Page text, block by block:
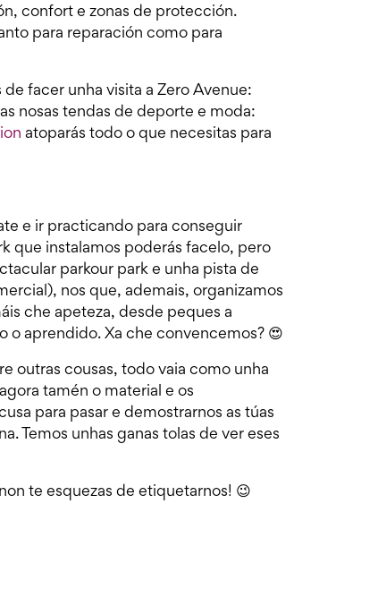
confort e zonas de protección.
para reparación como para
facer unha visita a Zero Avenue:
nosas tendas de deporte e moda:
atoparás todo o que necesitas para
e ir practicando para conseguir
que instalamos poderás facelo, pero
parkour park e unha pista de
nos que, ademais, organizamos
che apeteza, desde peques a
o aprendido. Xa che convencemos? 😍
outras cousas, todo vaia como unha
tamén o material e os
para pasar e demostrarnos as túas
Temos unhas ganas tolas de ver eses
te esquezas de etiquetarnos! 😉